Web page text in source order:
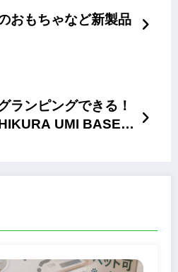
おもちゃなど新製品
ランピングできる！
UMI BASE